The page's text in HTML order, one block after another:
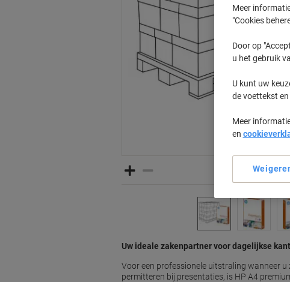
Uw ideale zakenpartner voor dagelijkse
Voor een professionele uitstraling wanneer u
permitteren bij presentaties, is HP A4
Meer
"Cookies
Door op
u het gebruik
U kunt uw
de voettekst
Meer
en